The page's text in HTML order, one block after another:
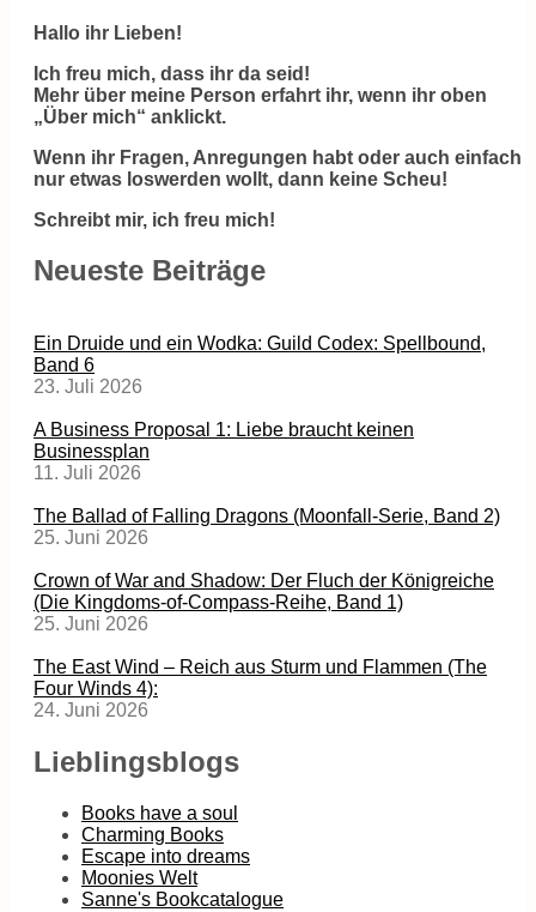
Hallo ihr Lieben!
Ich freu mich, dass ihr da seid!
Mehr über meine Person erfahrt ihr, wenn ihr oben
„Über mich“ anklickt.
Wenn ihr Fragen, Anregungen habt oder auch einfach
nur etwas loswerden wollt, dann keine Scheu!
Schreibt mir, ich freu mich!
Neueste Beiträge
Ein Druide und ein Wodka: Guild Codex: Spellbound,
Band 6
23. Juli 2026
A Business Proposal 1: Liebe braucht keinen
Businessplan
11. Juli 2026
The Ballad of Falling Dragons (Moonfall-Serie, Band 2)
25. Juni 2026
Crown of War and Shadow: Der Fluch der Königreiche
(Die Kingdoms-of-Compass-Reihe, Band 1)
25. Juni 2026
The East Wind – Reich aus Sturm und Flammen (The
Four Winds 4):
24. Juni 2026
Lieblingsblogs
Books have a soul
Charming Books
Escape into dreams
Moonies Welt
Sanne's Bookcatalogue